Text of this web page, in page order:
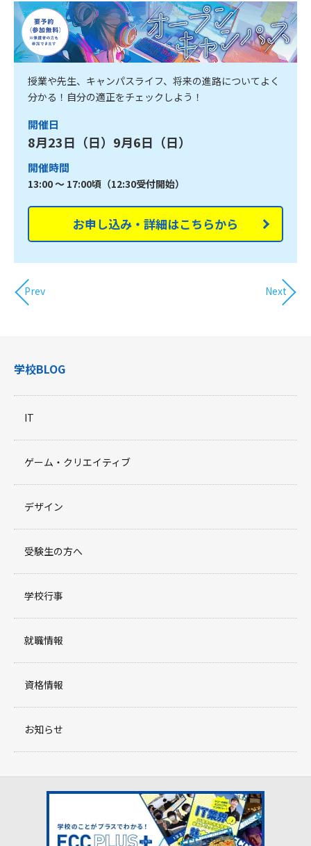
授業や先生、キャンパスライフ、将来の進路についてよく
分かる！自分の適正をチェックしよう！
開催日
8月23日（日）9月6日（日）
開催時間
13:00 ～ 17:00頃（12:30受付開始）
お申し込み・詳細はこちらから
Prev Next
学校BLOG
IT
ゲーム・クリエイティブ
デザイン
受験生の方へ
学校行事
就職情報
資格情報
お知らせ